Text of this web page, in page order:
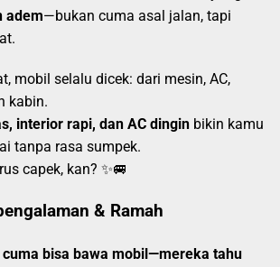
adem—bukan cuma asal jalan, tapi
mobil selalu dicek: dari mesin, AC,
kabin.
interior rapi, dan AC dingin bikin kamu
tanpa rasa sumpek.
capek, kan? ✨🚐
& Ramah
bisa bawa mobil—mereka tahu